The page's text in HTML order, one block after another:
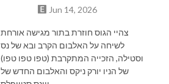
Jun 14, 2026
צהיי הגוס חוזרת בתור מגישה אורחת
לשיחה על האלבום הקרב ובא של נס
וסטילה, הזכייה המתקרבת (טפו טפו טפו)
של הניו יורק ניקס והאלבום החדש של